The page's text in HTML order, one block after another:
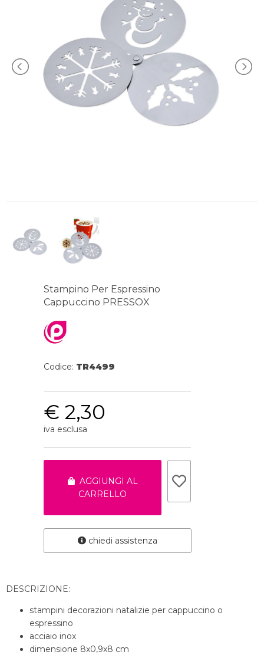
Stampino Per Espressino
Cappuccino PRESSOX
Codice: TR4499
€ 2,30
iva esclusa
AGGIUNGI AL
CARRELLO
chiedi assistenza
DESCRIZIONE:
stampini decorazioni natalizie per cappuccino o
espressino
acciaio inox
dimensione 8x0,9x8 cm